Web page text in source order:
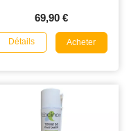
69,90 €
Détails Acheter